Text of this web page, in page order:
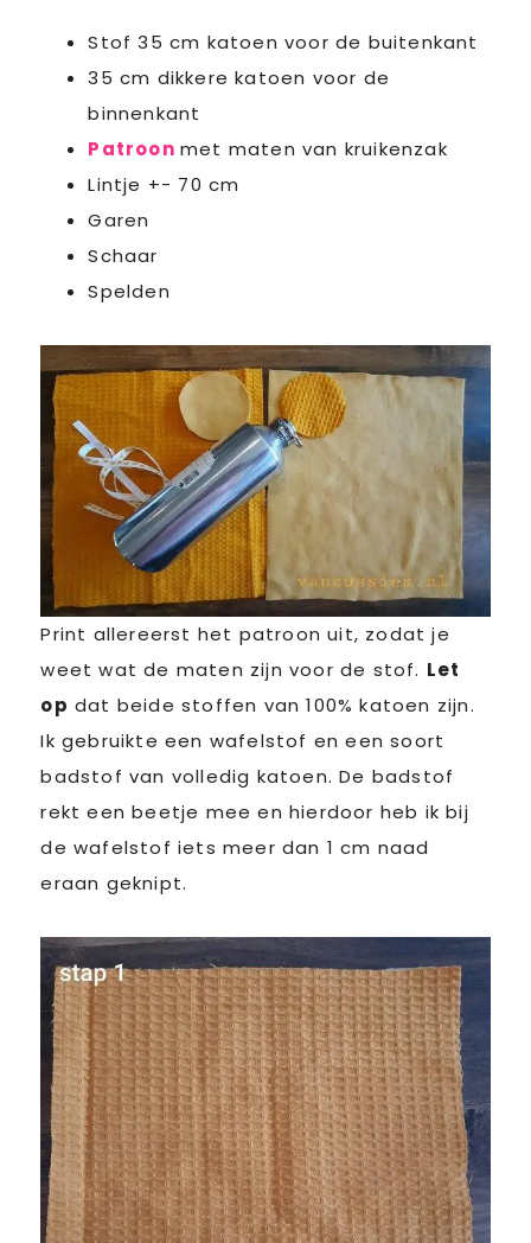
Stof 35 cm katoen voor de buitenkant
35 cm dikkere katoen voor de
binnenkant
Patroon met maten van kruikenzak
Lintje +- 70 cm
Garen
Schaar
Spelden
Print allereerst het patroon uit, zodat je
weet wat de maten zijn voor de stof. Let
op dat beide stoffen van 100% katoen zijn.
Ik gebruikte een wafelstof en een soort
badstof van volledig katoen. De badstof
rekt een beetje mee en hierdoor heb ik bij
de wafelstof iets meer dan 1 cm naad
eraan geknipt.